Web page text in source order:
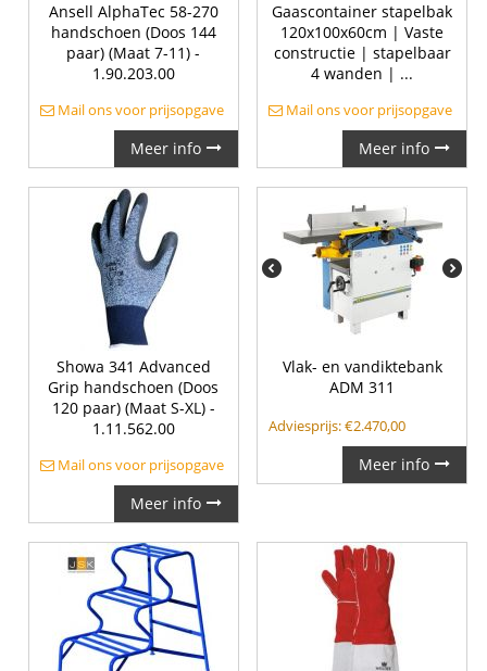
Ansell AlphaTec 58-270
handschoen (Doos 144
paar) (Maat 7-11) -
1.90.203.00
Mail ons voor prijsopgave
Meer info
Gaascontainer stapelbak
120x100x60cm | Vaste
constructie | stapelbaar
4 wanden | ...
Mail ons voor prijsopgave
Meer info
Showa 341 Advanced
Grip handschoen (Doos
120 paar) (Maat S-XL) -
1.11.562.00
Mail ons voor prijsopgave
Meer info
Vlak- en vandiktebank
ADM 311
Adviesprijs:€2.470,00
Meer info